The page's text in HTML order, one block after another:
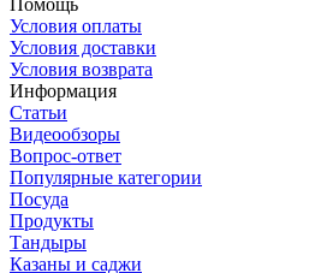
Условия оплаты
Условия доставки
Условия возврата
Информация
Статьи
Видеообзоры
Вопрос-ответ
Популярные категории
Посуда
Продукты
Тандыры
Казаны и саджи